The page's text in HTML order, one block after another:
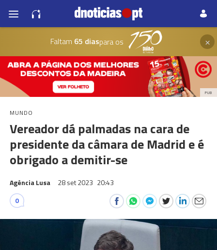
Faltam 65 diaspara os ×
PUB
MUNDO
Vereador dá palmadas na cara de
presidente da câmara de Madrid e é
obrigado a demitir-se
Agência Lusa 28 set 2023 20:43
0